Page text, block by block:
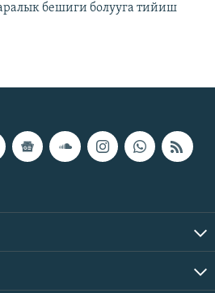
бешиги болууга тийиш